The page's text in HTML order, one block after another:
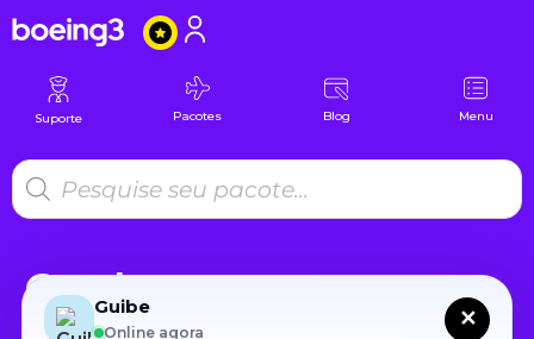
Suporte Pacotes Blog Menu
Conheça seu
Guibe
Online agora ✕